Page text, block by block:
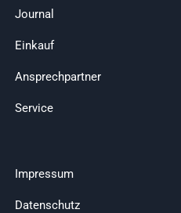
Journal
Einkauf
Ansprechpartner
Service
Impressum
Datenschutz